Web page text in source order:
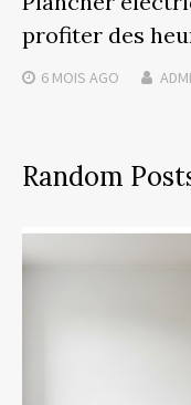
profiter des
6 MOIS AGO
Random